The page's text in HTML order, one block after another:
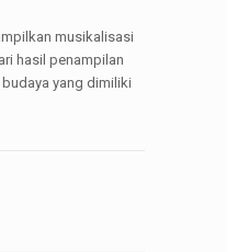
musikalisasi
hasil penampilan
yang dimiliki